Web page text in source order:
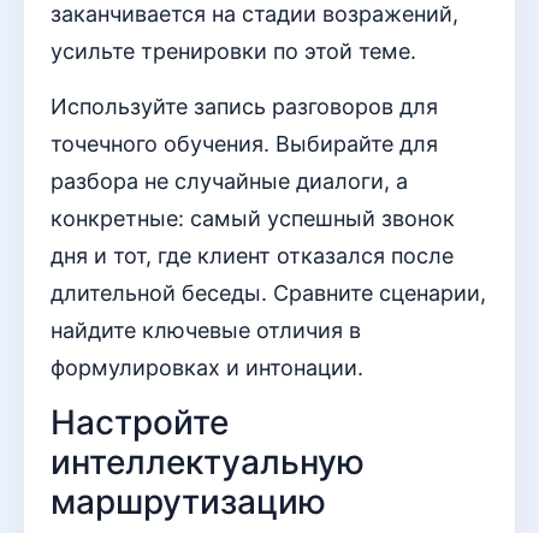
заканчивается на стадии возражений,
усильте тренировки по этой теме.
Используйте запись разговоров для
точечного обучения. Выбирайте для
разбора не случайные диалоги, а
конкретные: самый успешный звонок
дня и тот, где клиент отказался после
длительной беседы. Сравните сценарии,
найдите ключевые отличия в
формулировках и интонации.
Настройте
интеллектуальную
маршрутизацию